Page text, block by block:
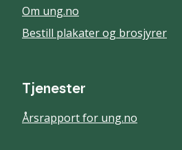
Om ung.no
Bestill plakater og brosjyrer
Tjenester
Årsrapport for ung.no